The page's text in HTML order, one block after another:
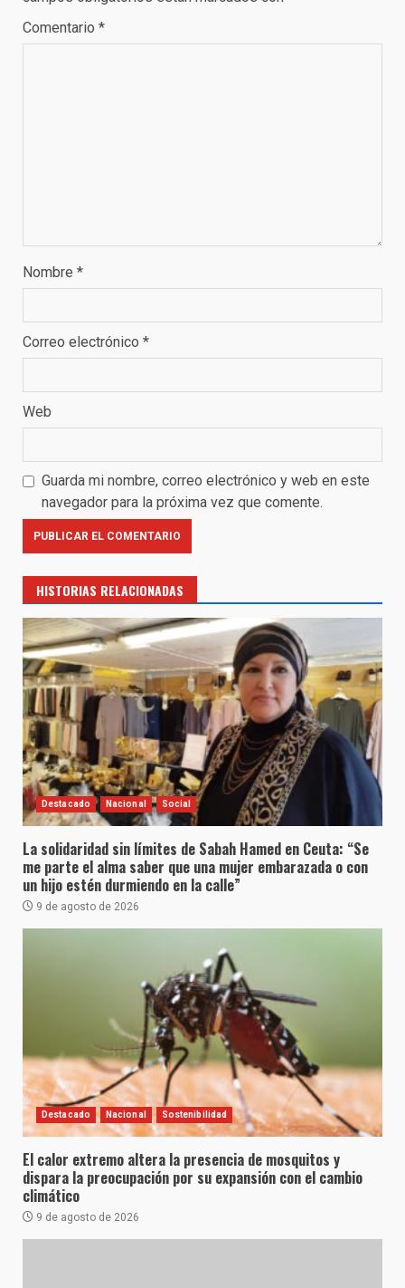
Comentario *
Nombre *
Correo electrónico *
Web
Guarda mi nombre, correo electrónico y web en este
navegador para la próxima vez que comente.
HISTORIAS RELACIONADAS
Destacado Nacional Social
La solidaridad sin límites de Sabah Hamed en Ceuta: “Se
me parte el alma saber que una mujer embarazada o con
un hijo estén durmiendo en la calle”
9 de agosto de 2026
Destacado Nacional Sostenibilidad
El calor extremo altera la presencia de mosquitos y
dispara la preocupación por su expansión con el cambio
climático
9 de agosto de 2026